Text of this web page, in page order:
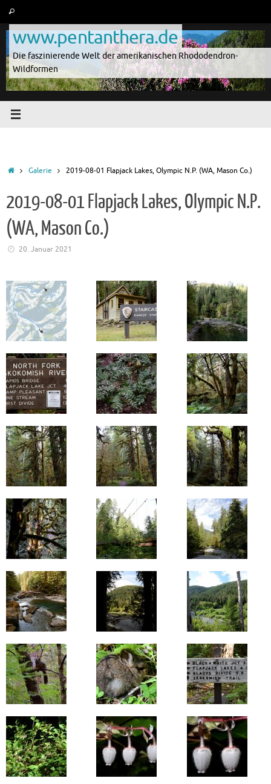
springen
Suchen
www.pentanthera.de
Die faszinierende Welt der amerikanischen Rhododendron-
Wildformen
StartGalerie 2019-08-01 Flapjack Lakes, Olympic N.P. (WA, Mason Co.)
2019-08-01 Flapjack Lakes, Olympic N.P.
(WA, Mason Co.)
20. Januar 2021